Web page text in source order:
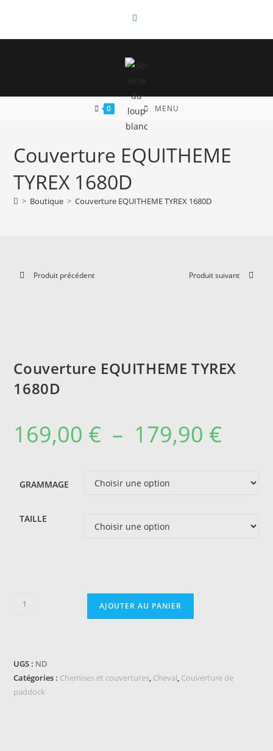
content
0 MENU
Couverture EQUITHEME
TYREX 1680D
> Boutique > Couverture EQUITHEME TYREX 1680D
Produit précédent Produit suivant
Couverture EQUITHEME TYREX
1680D
169,00 € – 179,90 €
GRAMMAGE
TAILLE
quantité
TYREX
1680D
AJOUTER AU PANIER
UGS : ND
Catégories : Chemises et couvertures, Cheval, Couverture de
paddock